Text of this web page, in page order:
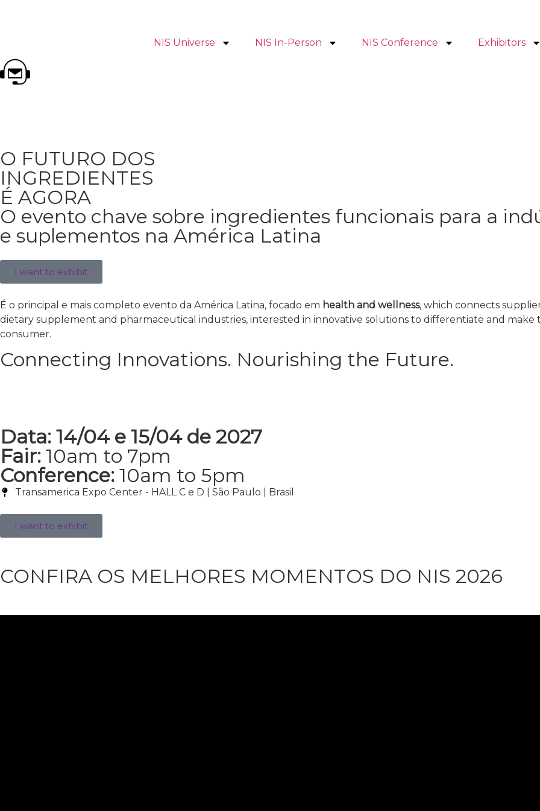
NIS Universe NIS In-Person NIS Conference Exhibitors
O FUTURO DOS
INGREDIENTES
É AGORA
O evento chave sobre ingredientes funcionais para a
e suplementos na América Latina
I want to exhibit
É o principal e mais completo evento da América Latina, focado em health and wellness, which connects
dietary supplement and pharmaceutical industries, interested in innovative solutions to differentiate and
consumer.
Connecting Innovations. Nourishing the Future.
Data: 14/04 e 15/04 de 2027
Fair: 10am to 7pm
Conference: 10am to 5pm
Transamerica Expo Center - HALL C e D | São Paulo | Brasil
I want to exhibit
CONFIRA OS MELHORES MOMENTOS DO NIS 2026